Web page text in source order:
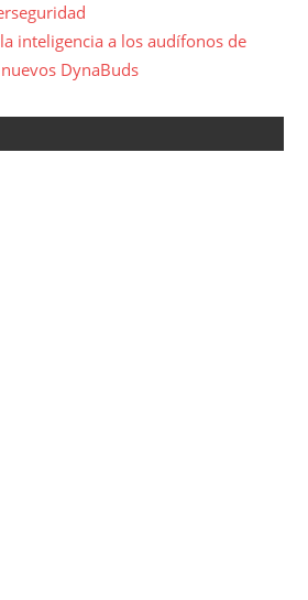
inteligencia a los audífonos de
DynaBuds